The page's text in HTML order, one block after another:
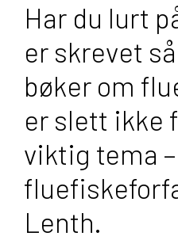
Har du lurt
er skrevet
bøker om
er slett ikke
viktig tema
Lenth.